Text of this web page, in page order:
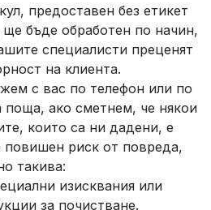
предоставен без етикет
ще бъде обработен по начин,
специалисти преценят
на клиента.
с вас по телефон или по
поща, ако сметнем, че някои
които са ни дадени, е
повишен риск от повреда,
такива:
изисквания или
за почистване.